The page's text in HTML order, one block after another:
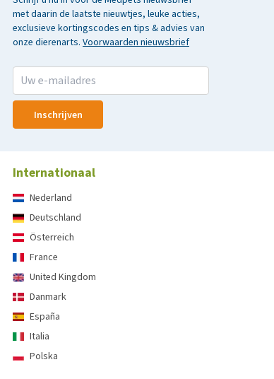
met daarin de laatste nieuwtjes, leuke acties,
exclusieve kortingscodes en tips & advies van
onze dierenarts. Voorwaarden nieuwsbrief
Inschrijven
Internationaal
Nederland
Deutschland
Österreich
France
United Kingdom
Danmark
España
Italia
Polska